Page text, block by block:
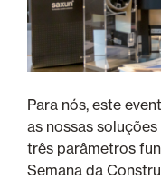
Para nós, este
as nossas
três parâmetros
Semana da